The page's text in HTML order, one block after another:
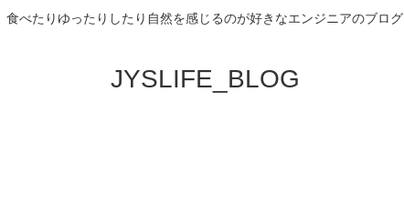
食べたりゆったりしたり自然を感じるのが好きなエンジニアのブログ
JYSLIFE_BLOG